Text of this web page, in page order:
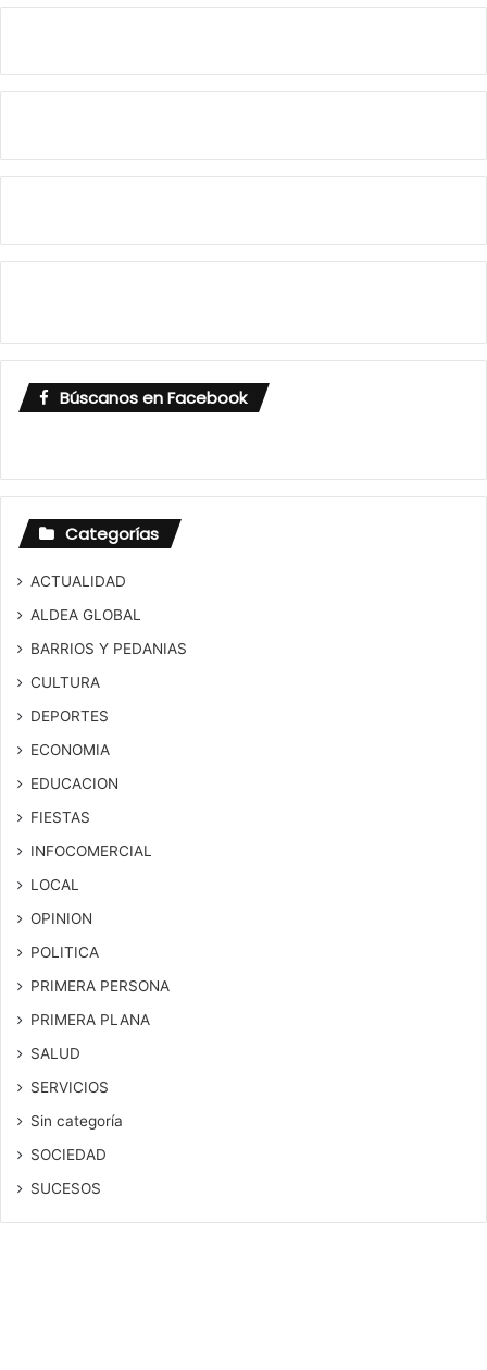
Búscanos en Facebook
Categorías
ACTUALIDAD
ALDEA GLOBAL
BARRIOS Y PEDANIAS
CULTURA
DEPORTES
ECONOMIA
EDUCACION
FIESTAS
INFOCOMERCIAL
LOCAL
OPINION
POLITICA
PRIMERA PERSONA
PRIMERA PLANA
SALUD
SERVICIOS
Sin categoría
SOCIEDAD
SUCESOS